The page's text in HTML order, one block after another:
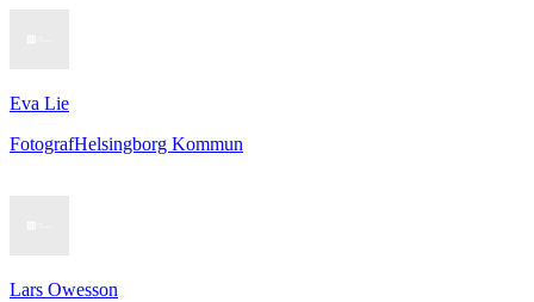
Eva Lie
FotografHelsingborg Kommun
Lars Owesson